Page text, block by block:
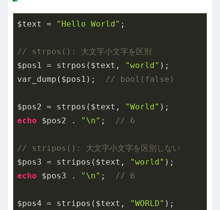
$text = "Hello World" ;
// strpos(): 大文字小文字を区別
$pos1 = strpos($text,
"world" );
var_dump($pos1);
// bool(false)
$pos2 = strpos($text, "World"
echo $pos2 . "\n" ; // 6
// stripos(): 大文字小文字を区別しない
$pos3 = stripos($text,
"world"
echo $pos3 . "\n" ; // 6
$pos4 = stripos($text, "WORLD"